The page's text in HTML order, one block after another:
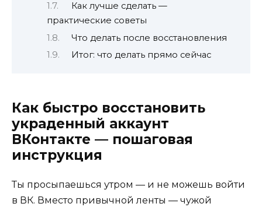
Как лучше сделать —
практические советы
Что делать после восстановления
Итог: что делать прямо сейчас
Как быстро восстановить
украденный аккаунт
ВКонтакте — пошаговая
инструкция
Ты просыпаешься утром — и не можешь войти
в ВК. Вместо привычной ленты — чужой